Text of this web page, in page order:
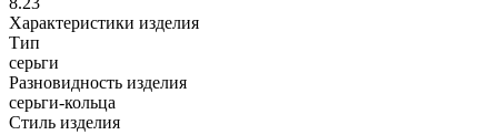
Характеристики изделия
Тип
серьги
Разновидность изделия
серьги-кольца
Стиль изделия